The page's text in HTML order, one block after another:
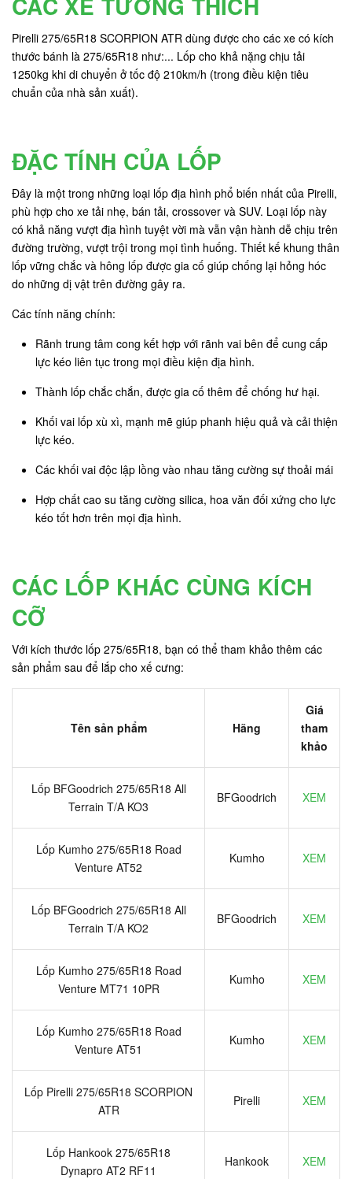
Pirelli 275/65R18 SCORPION ATR dùng được cho các xe có kích
thước bánh là 275/65R18 như:... Lốp cho khả nặng chịu tải
1250kg khi di chuyển ở tốc độ 210km/h (trong điều kiện tiêu
chuẩn của nhà sản xuất).
ĐẶC TÍNH CỦA LỐP
Đây là một trong những loại lốp địa hình phổ biến nhất của Pirelli,
phù hợp cho xe tải nhẹ, bán tải, crossover và SUV. Loại lốp này
có khả năng vượt địa hình tuyệt vời mà vẫn vận hành dễ chịu trên
đường trường, vượt trội trong mọi tình huống. Thiết kế khung thân
lốp vững chắc và hông lốp được gia cố giúp chống lại hỏng hóc
do những dị vật trên đường gây ra.
Các tính năng chính:
Rãnh trung tâm cong kết hợp với rãnh vai bên để cung cấp
lực kéo liên tục trong mọi điều kiện địa hình.
Thành lốp chắc chắn, được gia cố thêm để chống hư hại.
Khối vai lốp xù xì, mạnh mẽ giúp phanh hiệu quả và cải thiện
lực kéo.
Các khối vai độc lập lồng vào nhau tăng cường sự thoải mái
Hợp chất cao su tăng cường silica, hoa văn đối xứng cho lực
kéo tốt hơn trên mọi địa hình.
CÁC LỐP KHÁC CÙNG KÍCH
CỠ
Với kích thước lốp 275/65R18, bạn có thể tham khảo thêm các
sản phẩm sau để lắp cho xế cưng:
Tên sản phẩm Hãng
Giá
tham
khảo
Lốp BFGoodrich 275/65R18 All
Terrain T/A KO3
BFGoodrich XEM
Lốp Kumho 275/65R18 Road
Venture AT52
Kumho XEM
Lốp BFGoodrich 275/65R18 All
Terrain T/A KO2
BFGoodrich XEM
Lốp Kumho 275/65R18 Road
Venture MT71 10PR
Kumho XEM
Lốp Kumho 275/65R18 Road
Venture AT51
Kumho XEM
Lốp Pirelli 275/65R18 SCORPION
ATR
Pirelli XEM
Lốp Hankook 275/65R18
Dynapro AT2 RF11
Hankook XEM